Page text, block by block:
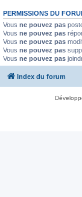
PERMISSIONS DU
Vous ne pouvez pas
Vous ne pouvez pas
Vous ne pouvez pas
Vous ne pouvez pas
Vous ne pouvez pas
Index du forum